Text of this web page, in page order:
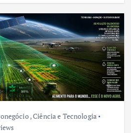
,Ciência e Tecnologia